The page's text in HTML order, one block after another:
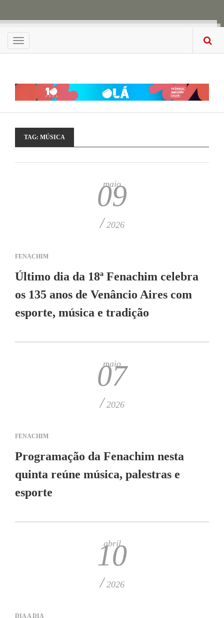
Menu
TAG: MÚSICA
maio
09
/ 2026
FENACHIM
Último dia da 18ª Fenachim celebra
os 135 anos de Venâncio Aires com
esporte, música e tradição
maio
07
/ 2026
FENACHIM
Programação da Fenachim nesta
quinta reúne música, palestras e
esporte
abril
10
/ 2026
DIA A DIA